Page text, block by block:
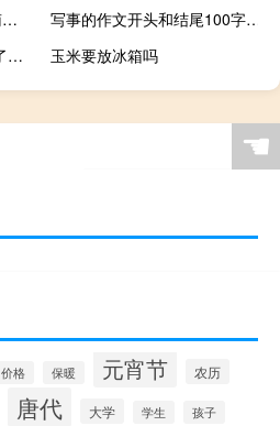
海南省农垦实验中学（海南省农垦中学查成绩）
写事的作文开头和结尾100字（写事的作文开头和结尾）
excel表格数据复制粘贴不了到另一个
玉米要放冰箱吗
☚
价格 保暖 元宵节 农历
唐代 大学 学生 孩子